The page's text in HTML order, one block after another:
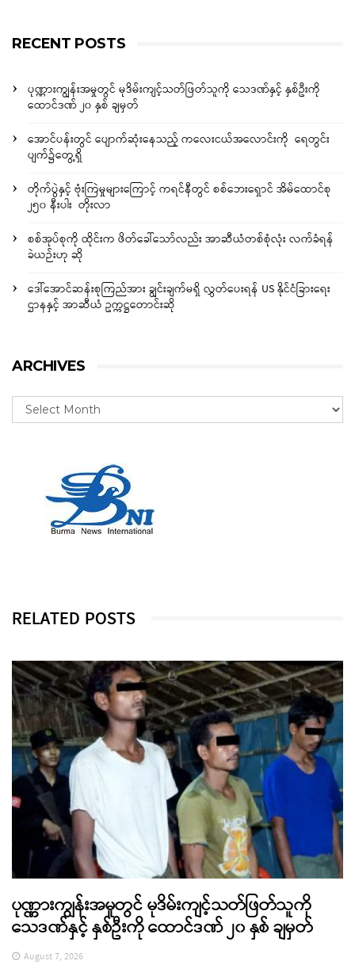
RECENT POSTS
ပုဏ္ဏားကျွန်းအမှုတွင် မုဒိမ်းကျင့်သတ်ဖြတ်သူကို သေဒဏ်နှင့် နှစ်ဦးကို
ထောင်ဒဏ် ၂၀ နှစ် ချမှတ်
အောင်ပန်းတွင် ပျောက်ဆုံးနေသည့် ကလေးငယ်အလောင်းကို ရေတွင်း
ပျက်၌တွေ့ရှိ
တိုက်ပွဲနှင့် ဗုံးကြဲမှုများကြောင့် ကရင်နီတွင် စစ်ဘေးရှောင် အိမ်ထောင်စု
၂၅၀ နီးပါး တိုးလာ
စစ်အုပ်စုကို ထိုင်းက ဖိတ်ခေါ်သော်လည်း အာဆီယံတစ်စုံလုံး လက်ခံရန်
ခဲယဉ်းဟု ဆို
ဒေါ်အောင်ဆန်းစုကြည်အား ချွင်းချက်မရှိ လွှတ်ပေးရန် US နိုင်ငံခြားရေး
ဌာနနှင့် အာဆီယံ ဥက္ကဋ္ဌတောင်းဆို
ARCHIVES
RELATED POSTS
ပုဏ္ဏားကျွန်းအမှုတွင် မုဒိမ်းကျင့်သတ်ဖြတ်သူကို
သေဒဏ်နှင့် နှစ်ဦးကို ထောင်ဒဏ် ၂၀ နှစ် ချမှတ်
August 7, 2026